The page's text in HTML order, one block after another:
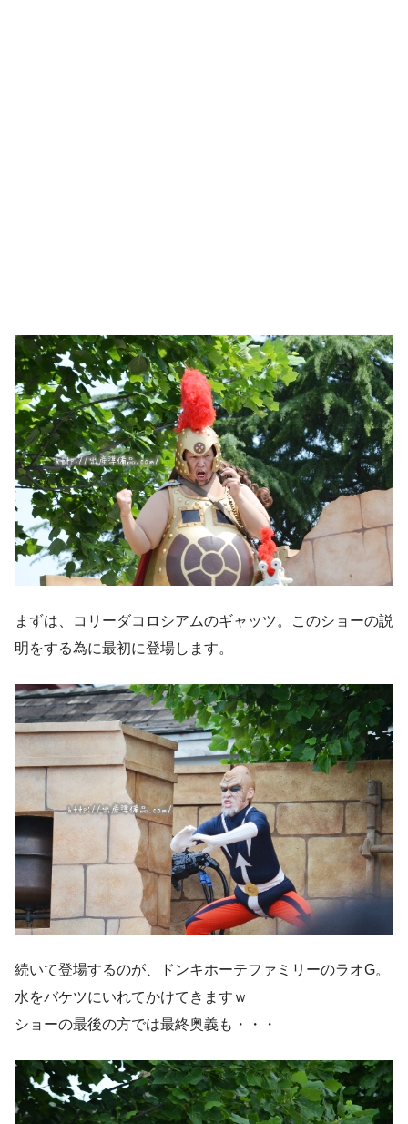
まずは、コリーダコロシアムのギャッツ。このショーの説
明をする為に最初に登場します。
続いて登場するのが、ドンキホーテファミリーのラオG。
水をバケツにいれてかけてきますｗ
ショーの最後の方では最終奥義も・・・